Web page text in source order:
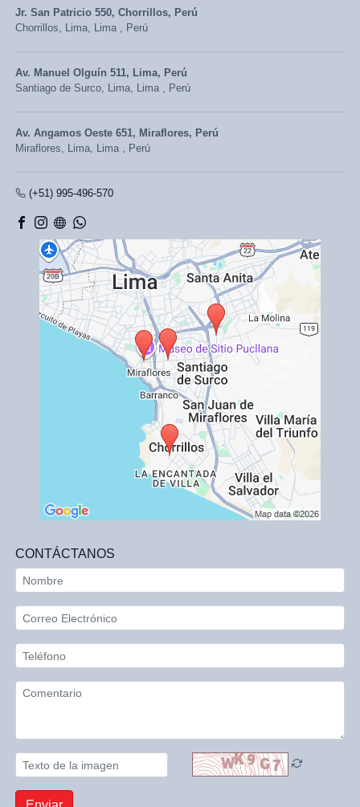
Jr. San Patricio 550, Chorrillos, Perú
Chorrillos, Lima, Lima , Perú
Av. Manuel Olguín 511, Lima, Perú
Santiago de Surco, Lima, Lima , Perú
Av. Angamos Oeste 651, Miraflores, Perú
Miraflores, Lima, Lima , Perú
(+51) 995-496-570
CONTÁCTANOS